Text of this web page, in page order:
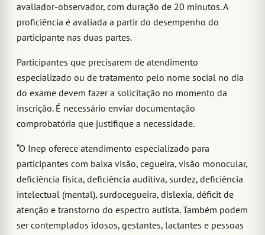
avaliador-observador, com duração de 20 minutos. A
proficiência é avaliada a partir do desempenho do
participante nas duas partes.
Participantes que precisarem de atendimento
especializado ou de tratamento pelo nome social no dia
do exame devem fazer a solicitação no momento da
inscrição. É necessário enviar documentação
comprobatória que justifique a necessidade.
“O Inep oferece atendimento especializado para
participantes com baixa visão, cegueira, visão monocular,
deficiência física, deficiência auditiva, surdez, deficiência
intelectual (mental), surdocegueira, dislexia, déficit de
atenção e transtorno do espectro autista. Também podem
ser contemplados idosos, gestantes, lactantes e pessoas